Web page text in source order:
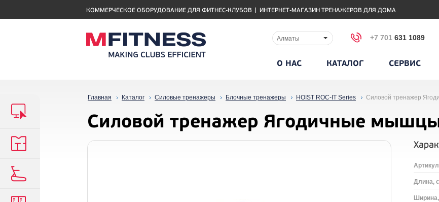
КОММЕРЧЕСКОЕ ОБОРУДОВАНИЕ ДЛЯ ФИТНЕС-КЛУБОВ ИНТЕРНЕТ-МАГАЗИН ТРЕНАЖЕРОВ ДЛЯ ДОМА
Алматы +7 701 631 1089
О НАС КАТАЛОГ СЕРВИС
Главная Каталог Силовые тренажеры Блочные тренажеры HOIST ROC-IT Series Силовой тренажер
Силовой тренажер Ягодичные мышцы
Артикул
Длина,